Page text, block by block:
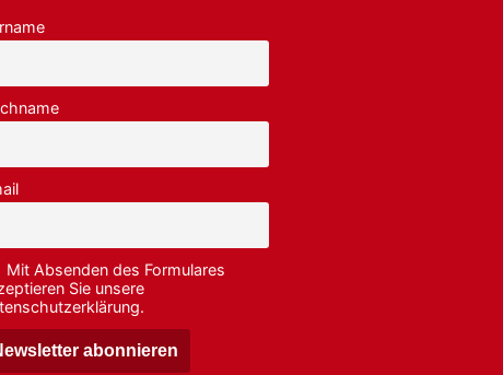
Mit Absenden des Formulares
Sie unsere